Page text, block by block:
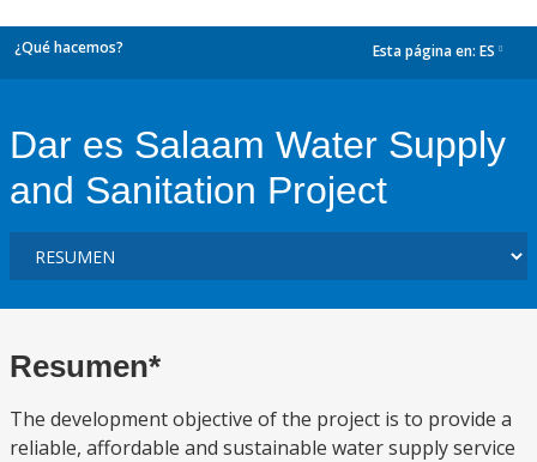
¿Qué hacemos? Esta página en: ES
Dar es Salaam Water Supply
and Sanitation Project
Resumen*
The development objective of the project is to provide a
reliable, affordable and sustainable water supply service